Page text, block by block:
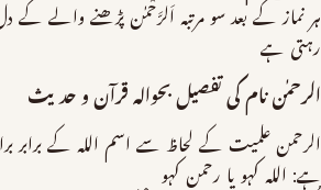
ہر نماز کے بعد سو مرتبہ اَلرَّحْمٰن پڑھنے والے کے
رہتی ہے
الرحمٰن نام کی تفصیل بحوالہ قرآن و حدیث
الرحمن علمیت کے لحاظ سے اسم اللہ کے برابر
ہے: اللہ کہو یا رحمن کہو